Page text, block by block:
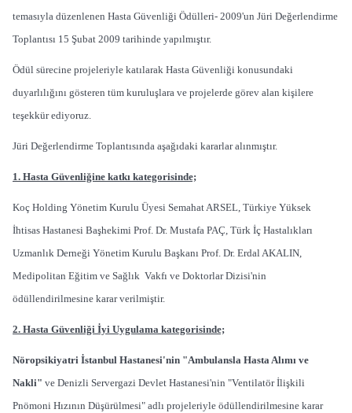
temasıyla düzenlenen Hasta Güvenliği Ödülleri- 2009'un Jüri Değerlendirme
Toplantısı 15 Şubat 2009 tarihinde yapılmıştır.
Ödül sürecine projeleriyle katılarak Hasta Güvenliği konusundaki
duyarlılığını gösteren tüm kuruluşlara ve projelerde görev alan kişilere
teşekkür ediyoruz.
Jüri Değerlendirme Toplantısında aşağıdaki kararlar alınmıştır.
1. Hasta Güvenliğine katkı kategorisinde;
Koç Holding Yönetim Kurulu Üyesi Semahat ARSEL, Türkiye Yüksek
İhtisas Hastanesi Başhekimi Prof. Dr. Mustafa PAÇ, Türk İç Hastalıkları
Uzmanlık Derneği Yönetim Kurulu Başkanı Prof. Dr. Erdal AKALIN,
Medipolitan Eğitim ve Sağlık Vakfı ve Doktorlar Dizisi'nin
ödüllendirilmesine karar verilmiştir.
2. Hasta Güvenliği İyi Uygulama kategorisinde;
Nöropsikiyatri İstanbul Hastanesi'nin "Ambulansla Hasta Alımı ve
Nakli" ve Denizli Servergazi Devlet Hastanesi'nin "Ventilatör İlişkili
Pnömoni Hızının Düşürülmesi" adlı projeleriyle ödüllendirilmesine karar